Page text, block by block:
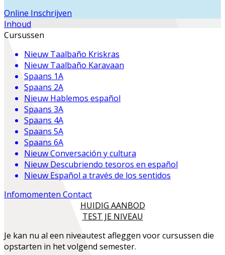
Online Inschrijven
Inhoud
Cursussen
Nieuw Taalbaño Kriskras
Nieuw Taalbaño Karavaan
Spaans 1A
Spaans 2A
Nieuw Hablemos español
Spaans 3A
Spaans 4A
Spaans 5A
Spaans 6A
NieuwConversación y cultura
Nieuw Descubriendo tesoros en español
Nieuw Español a través de los sentidos
Infomomenten Contact
HUIDIG AANBOD
TEST JE NIVEAU
Je kan nu al een niveautest afleggen voor cursussen die
opstarten in het volgend semester.